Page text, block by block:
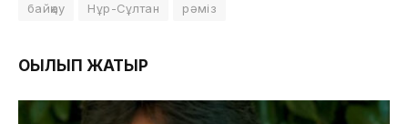
байқау Нұр-Сұлтан рәміз
ОҚЫЛЫП ЖАТЫР